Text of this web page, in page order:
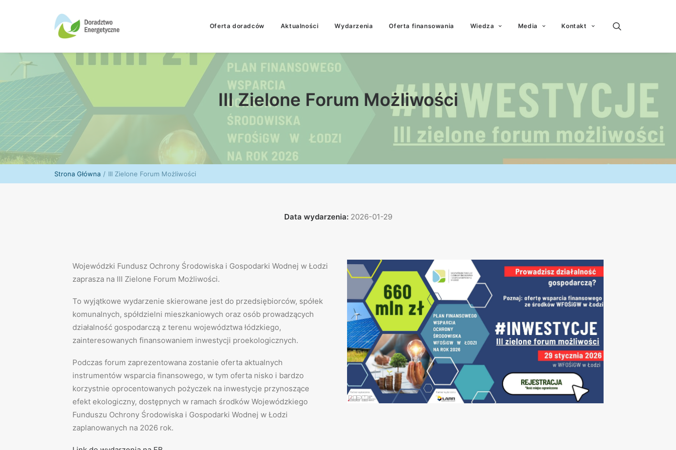
Oferta doradców Aktualności Wydarzenia Oferta finansowania Wiedza Media Kontakt
III Zielone Forum Możliwości
Strona Główna III Zielone Forum Możliwości
Data wydarzenia:2026-01-29
Wojewódzki Fundusz Ochrony Środowiska i Gospodarki Wodnej w Łodzi
zaprasza na III Zielone Forum Możliwości.
To wyjątkowe wydarzenie skierowane jest do przedsiębiorców, spółek
komunalnych, spółdzielni mieszkaniowych oraz osób prowadzących
działalność gospodarczą z terenu województwa łódzkiego,
zainteresowanych finansowaniem inwestycji proekologicznych.
Podczas forum zaprezentowana zostanie oferta aktualnych
instrumentów wsparcia finansowego, w tym oferta nisko i bardzo
korzystnie oprocentowanych pożyczek na inwestycje przynoszące
efekt ekologiczny, dostępnych w ramach środków Wojewódzkiego
Funduszu Ochrony Środowiska i Gospodarki Wodnej w Łodzi
zaplanowanych na 2026 rok.